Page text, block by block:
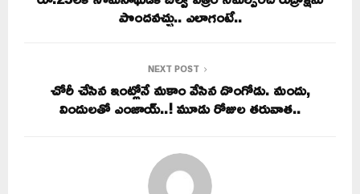
పొందవచ్చు.. ఎలాగంటే..
NEXT POST
చోరీ చేసిన ఇంట్లోనే మకాం వేసిన దొంగోడు. మందు,
విందులతో ఎంజాయ్‌..! మూడు రోజుల తరువాత..